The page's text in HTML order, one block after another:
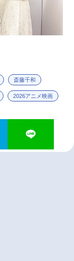
斎藤千和
2026アニメ映画